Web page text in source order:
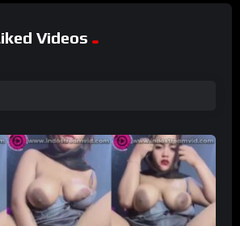
Videos